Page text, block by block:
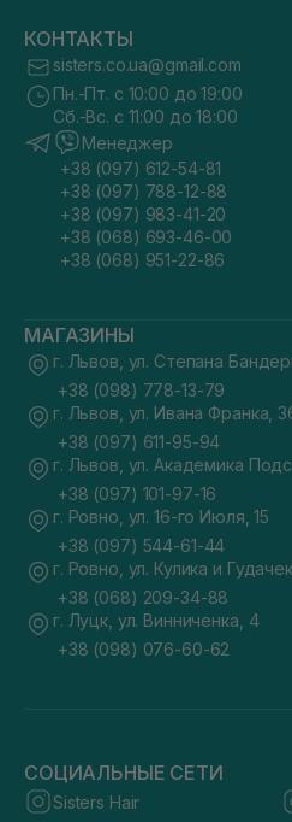
КОНТАКТЫ
sisters.co.ua@gmail.com
Пн.-Пт. с 10:00 до 19:00
Сб.-Вс. с 11:00 до 18:00
Менеджер
+38 (097) 612-54-81
+38 (097) 788-12-88
+38 (097) 983-41-20
+38 (068) 693-46-00
+38 (068) 951-22-86
МАГАЗИНЫ
г. Львов, ул. Степана
+38 (098) 778-13-79
г. Львов, ул. Ивана Франка,
+38 (097) 611-95-94
г. Львов, ул. Академика
+38 (097) 101-97-16
г. Ровно, ул. 16-го Июля, 15
+38 (097) 544-61-44
г. Ровно, ул. Кулика и
+38 (068) 209-34-88
г. Луцк, ул. Винниченка, 4
+38 (098) 076-60-62
СОЦИАЛЬНЫЕ СЕТИ
Sisters Hair